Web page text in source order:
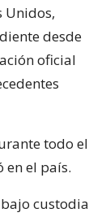
Unidos,
desde
oficial
todo el
en el país.
custodia